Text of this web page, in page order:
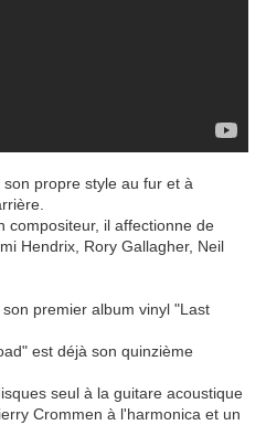
propre style au fur et à
compositeur, il affectionne de
Hendrix, Rory Gallagher, Neil
premier album vinyl "Last
est déjà son quinzième
seul à la guitare acoustique
Crommen à l'harmonica et un